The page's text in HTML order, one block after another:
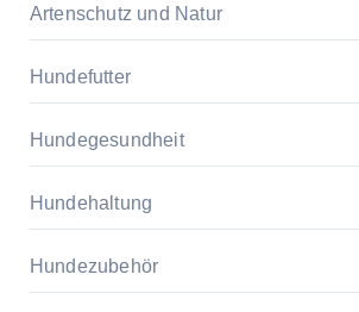
Artenschutz und Natur
Hundefutter
Hundegesundheit
Hundehaltung
Hundezubehör